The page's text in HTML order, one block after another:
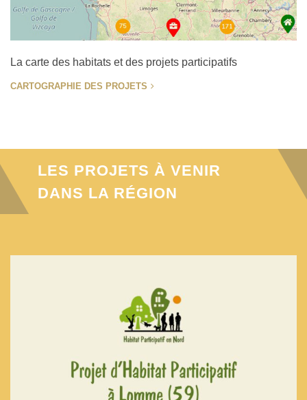
La carte des habitats et des projets participatifs
CARTOGRAPHIE DES PROJETS
LES PROJETS À VENIR
DANS LA RÉGION